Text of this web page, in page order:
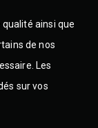
qualité ainsi que
de nos
Les
sur vos